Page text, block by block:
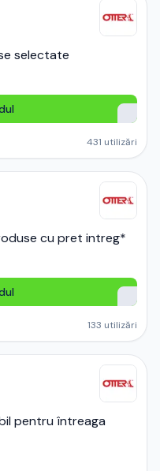
selectate
431 utilizări
cu pret intreg*
133 utilizări
pentru întreaga